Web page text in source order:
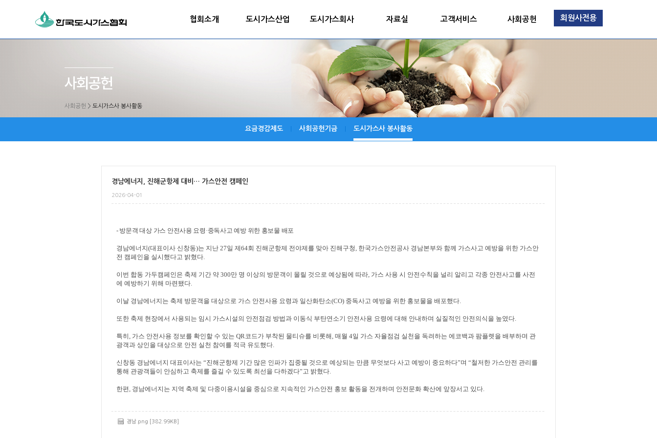
협회소개 도시가스산업 도시가스회사 자료실 고객서비스 사회공헌 회원사전용
사회공헌 > 도시가스사 봉사활동
요금경감제도 사회공헌기금 도시가스사 봉사활동
경남에너지, 진해군항제 대비… 가스안전 캠페인
2026-04-01
- 방문객 대상 가스 안전사용 요령 ·중독사고 예방 위한 홍보물 배포
경남에너지(대표이사 신창동)는 지난 27일 제64회 진해군항제 전야제를 맞아 진해구청, 한국가스안전공사 경남본부와 함께 가스사고 예방을 위한 가스안
전 캠페인을 실시했다고 밝혔다.
이번 합동 가두캠페인은 축제 기간 약 300만 명 이상의 방문객이 몰릴 것으로 예상됨에 따라, 가스 사용 시 안전수칙을 널리 알리고 각종 안전사고를 사전
에 예방하기 위해 마련됐다.
이날 경남에너지는 축제 방문객을 대상으로 가스 안전사용 요령과 일산화탄소(CO) 중독사고 예방을 위한 홍보물을 배포했다.
또한 축제 현장에서 사용되는 임시 가스시설의 안전점검 방법과 이동식 부탄연소기 안전사용 요령에 대해 안내하며 실질적인 안전의식을 높였다.
특히, 가스 안전사용 정보를 확인할 수 있는 QR코드가 부착된 물티슈를 비롯해, 매월 4일 가스 자율점검 실천을 독려하는 에코백과 팜플렛을 배부하며 관
광객과 상인을 대상으로 안전 실천 참여를 적극 유도했다.
신창동 경남에너지 대표이사는 “진해군항제 기간 많은 인파가 집중될 것으로 예상되는 만큼 무엇보다 사고 예방이 중요하다”며 “철저한 가스안전 관리를
통해 관광객들이 안심하고 축제를 즐길 수 있도록 최선을 다하겠다”고 밝혔다.
한편, 경남에너지는 지역 축제 및 다중이용시설을 중심으로 지속적인 가스안전 홍보 활동을 전개하며 안전문화 확산에 앞장서고 있다.
경남.png [382.99KB]